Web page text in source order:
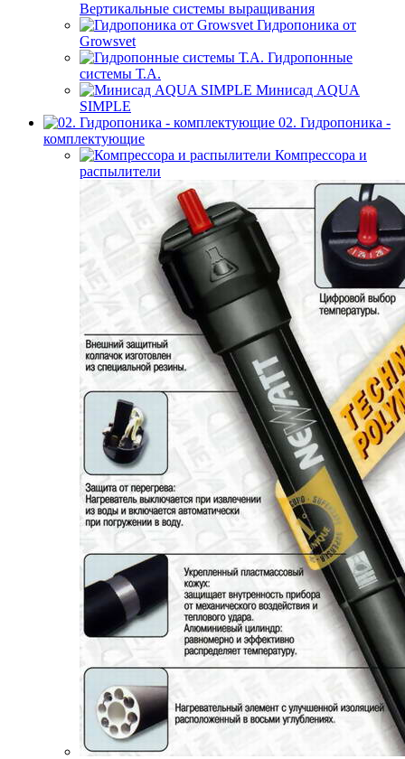
Вертикальные системы выращивания
Гидропоника от
Growsvet
Гидропонные
системы Т.A.
Минисад AQUA
SIMPLE
02. Гидропоника -
комплектующие
Компрессора и
распылители